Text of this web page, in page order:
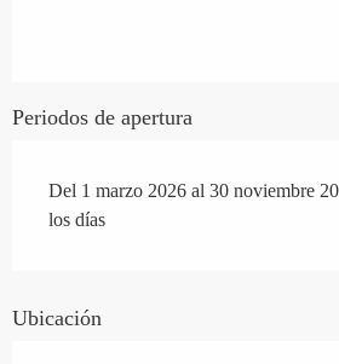
Periodos de apertura
Del 1 marzo 2026 al 30 noviembre
los días
Ubicación